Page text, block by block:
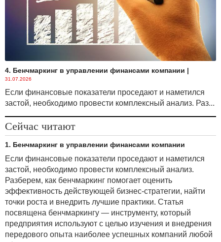
4. Бенчмаркинг в управлении финансами компании |
31.07.2026
Если финансовые показатели проседают и наметился
застой, необходимо провести комплексный анализ. Раз...
Сейчас читают
1. Бенчмаркинг в управлении финансами компании
Если финансовые показатели проседают и наметился
застой, необходимо провести комплексный анализ.
Разберем, как бенчмаркинг помогает оценить
эффективность действующей бизнес-стратегии, найти
точки роста и внедрить лучшие практики. Статья
посвящена бенчмаркингу — инструменту, который
предприятия используют с целью изучения и внедрения
передового опыта наиболее успешных компаний любой